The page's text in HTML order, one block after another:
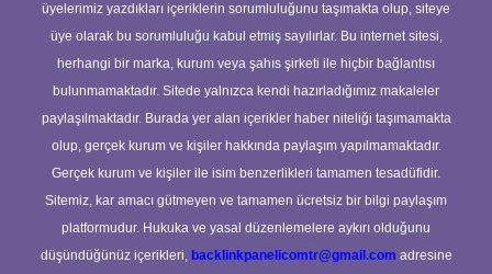
üyelerimiz yazdıkları içeriklerin sorumluluğunu taşımakta olup, siteye
üye olarak bu sorumluluğu kabul etmiş sayılırlar. Bu internet sitesi,
herhangi bir marka, kurum veya şahıs şirketi ile hiçbir bağlantısı
bulunmamaktadır. Sitede yalnızca kendi hazırladığımız makaleler
paylaşılmaktadır. Burada yer alan içerikler haber niteliği taşımamakta
olup, gerçek kurum ve kişiler hakkında paylaşım yapılmamaktadır.
Gerçek kurum ve kişiler ile isim benzerlikleri tamamen tesadüfidir.
Sitemiz, kar amacı gütmeyen ve tamamen ücretsiz bir bilgi paylaşım
platformudur. Hukuka ve yasal düzenlemelere aykırı olduğunu
düşündüğünüz içerikleri, backlinkpanelicomtr@gmail.com adresine